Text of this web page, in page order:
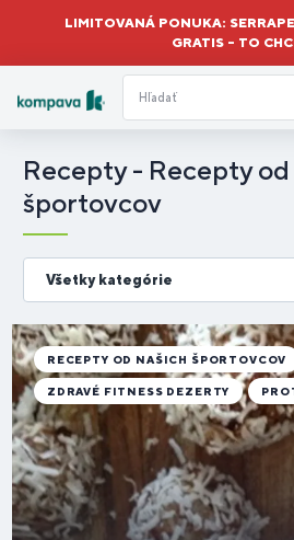
LIMITOVANÁ PONUKA:
GRATIS – TO
Recepty - Recepty
športovcov
Všetky kategórie
RECEPTY OD NAŠICH ŠPORTOVCOV
ZDRAVÉ FITNESS DEZERTY